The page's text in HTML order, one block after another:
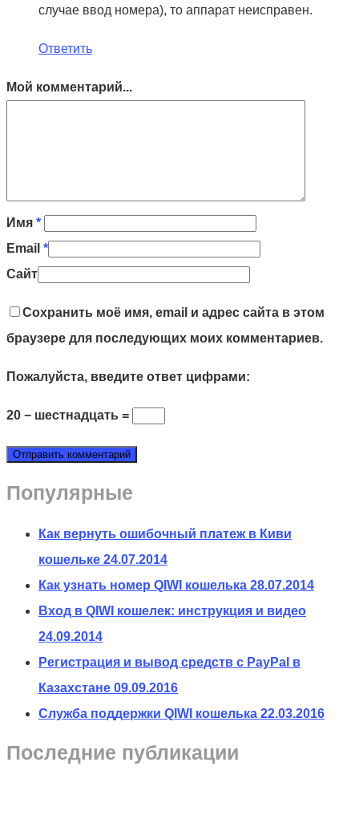
случае ввод номера), то аппарат неисправен.
Ответить
Мой комментарий...
Имя *
Email *
Сайт
Сохранить моё имя, email и адрес сайта в этом
браузере для последующих моих комментариев.
Пожалуйста, введите ответ цифрами:
20 − шестнадцать =
Популярные
Как вернуть ошибочный платеж в Киви
кошельке 24.07.2014
Как узнать номер QIWI кошелька 28.07.2014
Вход в QIWI кошелек: инструкция и видео
24.09.2014
Регистрация и вывод средств с PayPal в
Казахстане 09.09.2016
Служба поддержки QIWI кошелька 22.03.2016
Последние публикации